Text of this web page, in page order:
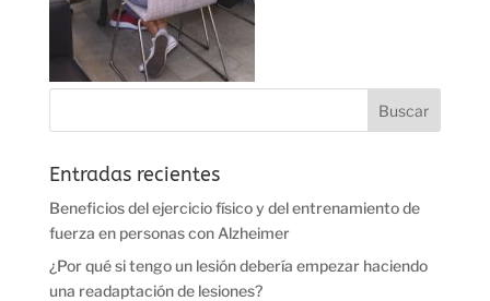
Entradas recientes
Beneficios del ejercicio físico y del entrenamiento de
fuerza en personas con Alzheimer
¿Por qué si tengo un lesión debería empezar haciendo
una readaptación de lesiones?